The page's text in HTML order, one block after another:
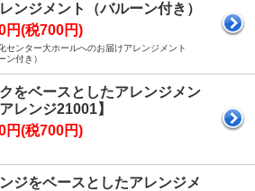
ンジメント（バルーン付き）
円(税700円)
センター大ホールへのお届けアレンジメント
ン付き）
をベースとしたアレンジメン
レンジ21001】
円(税700円)
ジをベースとしたアレンジメ